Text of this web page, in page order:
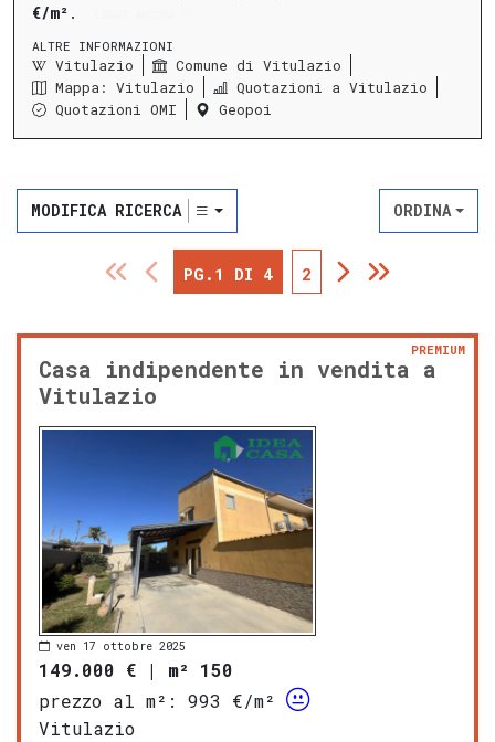
€/m² .
ALTRE INFORMAZIONI
Vitulazio
Comune di Vitulazio
Mappa: Vitulazio
Quotazioni a Vitulazio
Quotazioni OMI
Geopoi
MODIFICA RICERCA ORDINA
PG.1 DI 4 2
Casa indipendente in vendita a
Vitulazio
PREMIUM
ven 17 ottobre 2025
149.000 € | m² 150
prezzo al m²:
993 €/m²
Vitulazio